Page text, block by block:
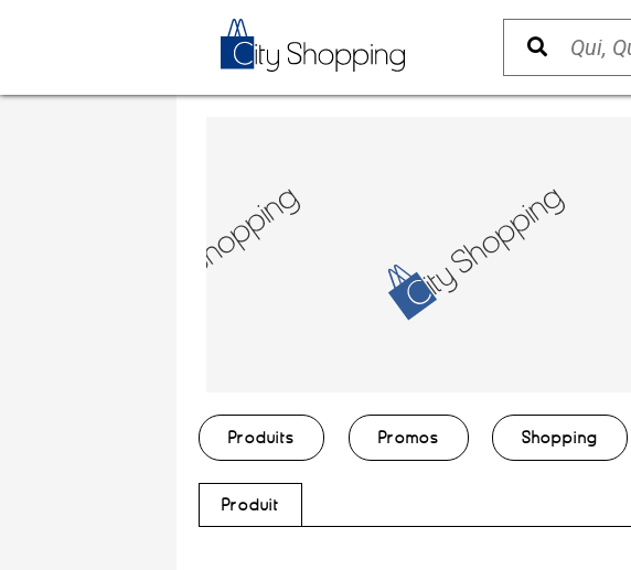
Produits Promos Shopping
Produit